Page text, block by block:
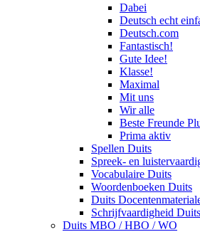
Dabei
Deutsch echt
Deutsch.com
Fantastisch!
Gute Idee!
Klasse!
Maximal
Mit uns
Wir alle
Beste Freunde
Prima aktiv
Spellen Duits
Spreek- en
Vocabulaire Duits
Woordenboeken Duits
Duits
Schrijfvaardigheid Duits
Duits MBO / HBO / WO